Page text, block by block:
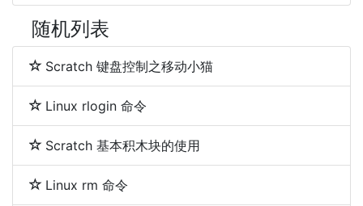
随机列表
Scratch 键盘控制之移动小猫
Linux rlogin 命令
Scratch 基本积木块的使用
Linux rm 命令